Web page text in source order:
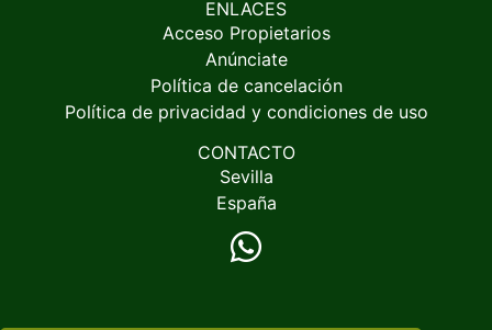
ENLACES
Acceso Propietarios
Anúnciate
Política de cancelación
Política de privacidad y condiciones de uso
CONTACTO
Sevilla
España